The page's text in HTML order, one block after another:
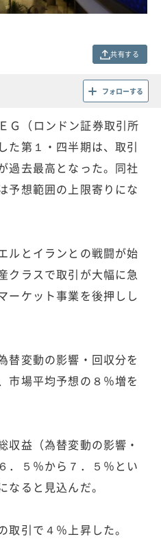
共有する
フォローする
Ｇ（ロンドン証券取引所
た第１・四半期は、取引
過去最高となった。同社
予想範囲の上限寄りにな
ルとイランとの戦闘が始
クラスで取引が大幅に急
ーケット事業を後押しし
替変動の影響・回収分を
市場平均予想の８％増を
収益（為替変動の影響・
．５％から７．５％とい
なると見込んだ。
引で４％上昇した。